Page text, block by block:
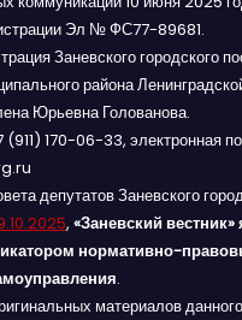
Эл № ФС77-89681.
Заневского городского
района
Юрьевна Голованова.
170-06-33, электронная
депутатов Заневского
, «Заневский вестник»
нормативно-
.
материалов